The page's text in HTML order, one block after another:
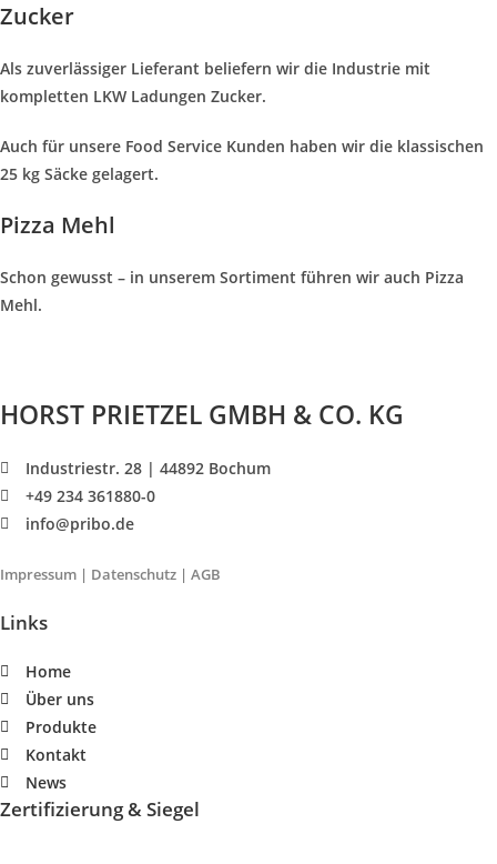
Zucker
Als zuverlässiger Lieferant beliefern wir die Industrie mit
kompletten LKW Ladungen Zucker.
Auch für unsere Food Service Kunden haben wir die klassischen
25 kg Säcke gelagert.
Pizza Mehl
Schon gewusst – in unserem Sortiment führen wir auch Pizza
Mehl.
HORST PRIETZEL GMBH & CO. KG
Industriestr. 28 | 44892 Bochum
+49 234 361880-0
info@pribo.de
Impressum | Datenschutz | AGB
Links
Home
Über uns
Produkte
Kontakt
News
Zertifizierung & Siegel